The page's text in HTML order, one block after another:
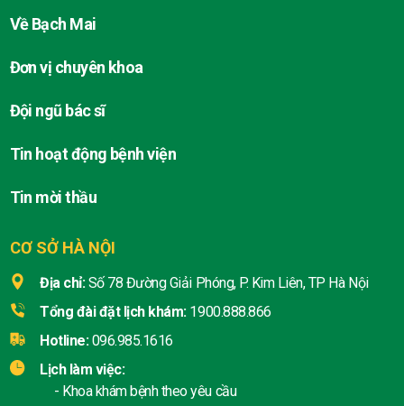
CƠ SỞ HÀ NỘI
Địa chỉ: Số 78 Đường Giải Phóng, P. Kim Liên, TP Hà Nội
Tổng đài đặt lịch khám: 1900.888.866
Hotline: 096.985.1616
Lịch làm việc:
- Khoa khám bệnh theo yêu cầu
Về Bạch Mai
Đơn vị chuyên khoa
Đội ngũ bác sĩ
Tin hoạt động bệnh viện
Tin mời thầu